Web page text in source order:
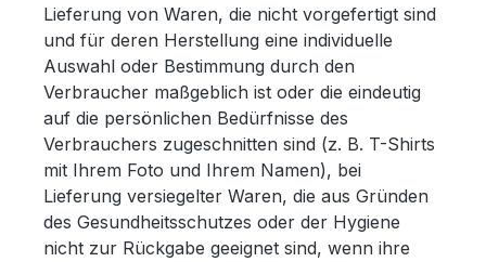
Lieferung von Waren, die nicht vorgefertigt sind
und für deren Herstellung eine individuelle
Auswahl oder Bestimmung durch den
Verbraucher maßgeblich ist oder die eindeutig
auf die persönlichen Bedürfnisse des
Verbrauchers zugeschnitten sind (z. B. T-Shirts
mit Ihrem Foto und Ihrem Namen), bei
Lieferung versiegelter Waren, die aus Gründen
des Gesundheitsschutzes oder der Hygiene
nicht zur Rückgabe geeignet sind, wenn ihre